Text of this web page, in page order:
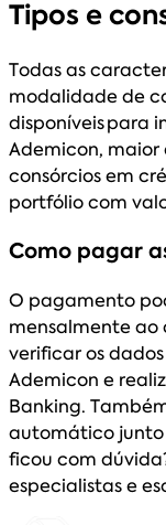
Tipos e
Todas as
modalidade de
disponíveis para
Ademicon,
consórcios em
portfólio com
Como pagar
O pagamento
mensalmente
verificar os
Ademicon e
Banking.
automático
ficou com
especialistas e